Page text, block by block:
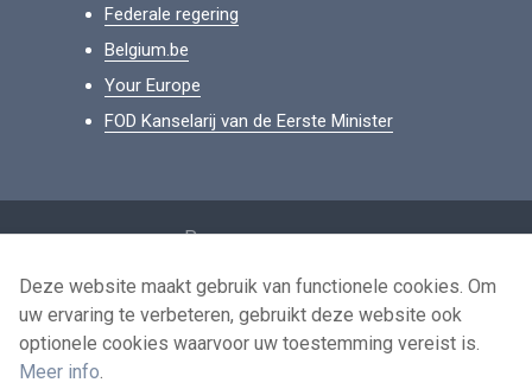
Federale regering
Belgium.be
Your Europe
FOD Kanselarij van de Eerste Minister
Persoonsgegevens
Voorwaarden voor het hergebruik
Contacteer ons
Deze website maakt gebruik van functionele cookies. Om
uw ervaring te verbeteren, gebruikt deze website ook
optionele cookies waarvoor uw toestemming vereist is.
Meer info.